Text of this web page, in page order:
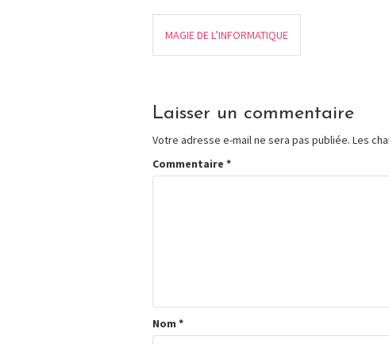
MAGIE DE L’INFORMATIQUE
Laisser un commentaire
Votre adresse e-mail ne sera pas publiée. Les
Commentaire *
Nom *